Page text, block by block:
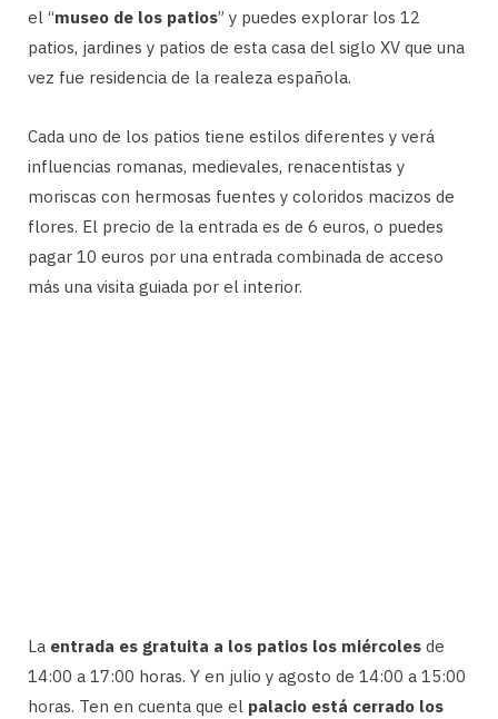
el “museo de los patios” y puedes explorar los 12
patios, jardines y patios de esta casa del siglo XV que una
vez fue residencia de la realeza española.
Cada uno de los patios tiene estilos diferentes y verá
influencias romanas, medievales, renacentistas y
moriscas con hermosas fuentes y coloridos macizos de
flores. El precio de la entrada es de 6 euros, o puedes
pagar 10 euros por una entrada combinada de acceso
más una visita guiada por el interior.
La entrada es gratuita a los patios los miércoles de
14:00 a 17:00 horas. Y en julio y agosto de 14:00 a 15:00
horas. Ten en cuenta que el palacio está cerrado los